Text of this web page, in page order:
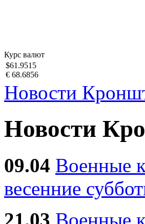
Курс валют
$61.9515
€ 68.6856
Новости
Новости
09.04 Военные
весенние
21.03 Военные